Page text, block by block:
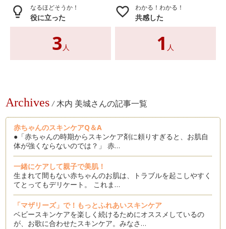
lightbulb_outline なるほどそうか！
役に立った
3 人
favorite_border わかる！わかる！
共感した
1 人
Archives / 木内 美城さんの記事一覧
赤ちゃんのスキンケアQ＆A
●「赤ちゃんの時期からスキンケア剤に頼りすぎると、お肌自
体が強くならないのでは？」 赤…
一緒にケアして親子で美肌！
生まれて間もない赤ちゃんのお肌は、トラブルを起こしやすく
てとってもデリケート。 これま…
「マザリーズ」で！もっとふれあいスキンケア
ベビースキンケアを楽しく続けるためにオススメしているの
が、お歌に合わせたスキンケア。みなさ…